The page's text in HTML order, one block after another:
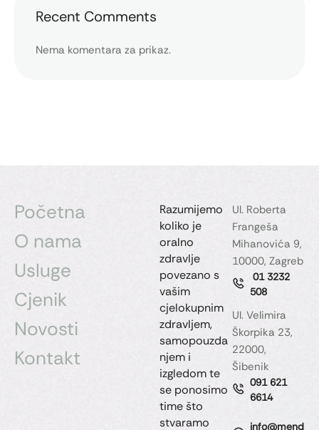
Recent Comments
Nema komentara za prikaz.
Početna
O nama
Usluge
Cjenik
Novosti
Kontakt
Razumijemo
koliko je
oralno
zdravlje
povezano s
vašim
cjelokupnim
zdravljem,
samopouzda
njem i
izgledom te
se ponosimo
time što
stvaramo
Ul. Roberta
Frangeša
Mihanovića 9,
10000, Zagreb
01 3232
508
Ul. Velimira
Škorpika 23,
22000,
Šibenik
091 621
6614
info@mend